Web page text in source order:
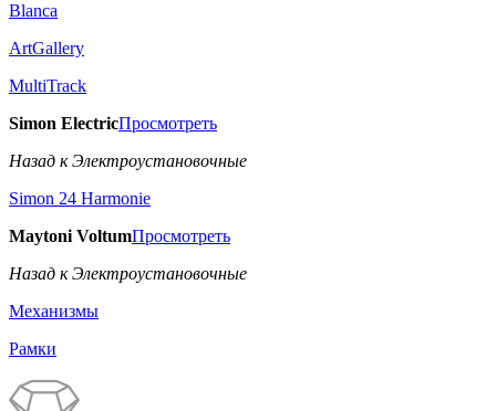
Blanca
ArtGallery
MultiTrack
Simon ElectricПросмотреть
Назад к Электроустановочные
Simon 24 Harmonie
Maytoni VoltumПросмотреть
Назад к Электроустановочные
Механизмы
Рамки